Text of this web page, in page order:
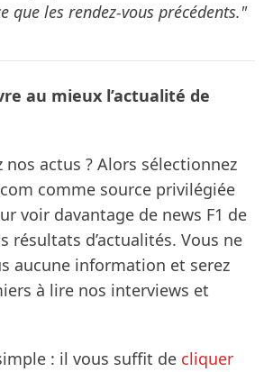
que les rendez-vous précédents."
au mieux l’actualité de
nos actus ? Alors sélectionnez
comme source privilégiée
voir davantage de news F1 de
résultats d’actualités. Vous ne
aucune information et serez
à lire nos interviews et
: il vous suffit de cliquer